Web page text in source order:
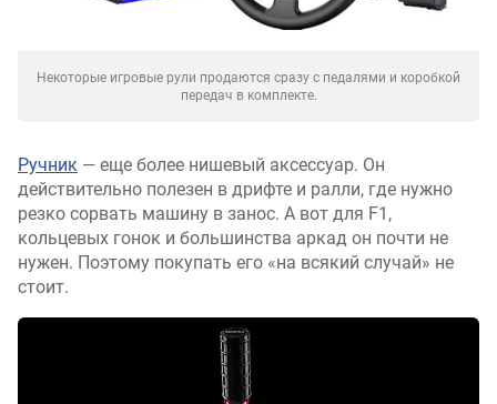
Некоторые игровые рули продаются сразу с педалями и коробкой
передач в комплекте.
Ручник — еще более нишевый аксессуар. Он
действительно полезен в дрифте и ралли, где нужно
резко сорвать машину в занос. А вот для F1,
кольцевых гонок и большинства аркад он почти не
нужен. Поэтому покупать его «на всякий случай» не
стоит.